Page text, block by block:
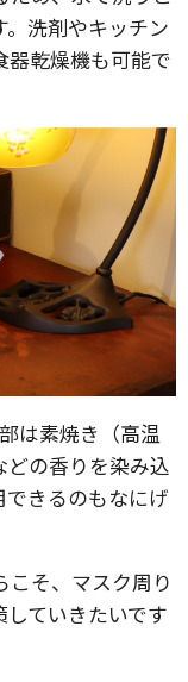
洗剤やキッチン
器乾燥機も可能で
は素焼き（高温
の香りを染み込
きるのもなにげ
そ、マスク周り
ていきたいです